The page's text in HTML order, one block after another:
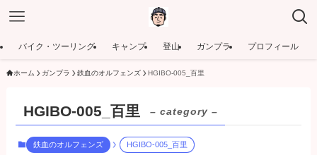
バイク・ツーリング キャンプ 登山 ガンプラ プロフィール
ホーム ガンプラ 鉄血のオルフェンズ HGIBO‐005_百里
HGIBO‐005_百里 – category –
鉄血のオルフェンズ HGIBO‐005_百里